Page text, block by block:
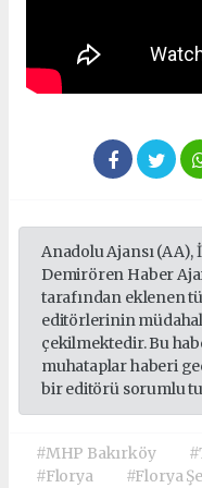
Anadolu Ajansı (AA),
Demirören Haber
tarafından eklenen
editörlerinin
çekilmektedir. Bu
muhataplar haberi
bir editörü sorumlu
#MHP Bakırköy
#Florya
#Florya